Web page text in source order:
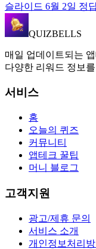
슬라이드 6월 2일 정
QUIZBELLS
매일 업데이트되는
다양한 리워드 정보
서비스
홈
오늘의 퀴즈
커뮤니티
앱테크 꿀팁
머니 블로그
고객지원
광고/제휴 문의
서비스 소개
개인정보처리